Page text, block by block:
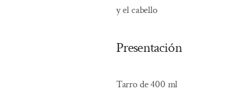
y el cabello
Presentación
Tarro de 400 ml